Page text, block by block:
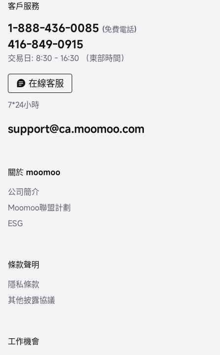
客戶服務
1-888-436-0085 (免費電話)
416-849-0915
交易日: 8:30 - 16:30 （東部時間）
在線客服
7*24小時
support@ca.moomoo.com
關於 moomoo
公司簡介
Moomoo聯盟計劃
ESG
條款聲明
隱私條款
其他披露協議
工作機會